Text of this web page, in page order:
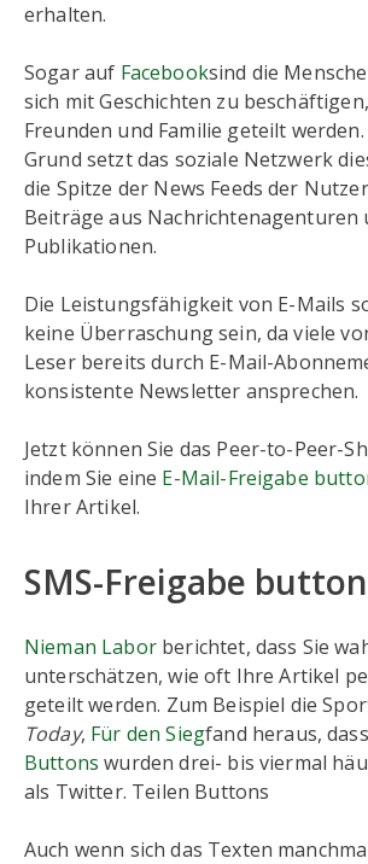
erhalten.
Sogar auf Facebooksind die
sich mit Geschichten zu
Freunden und Familie geteilt werden.
Grund setzt das soziale Netzwerk
die Spitze der News Feeds der
Beiträge aus Nachrichtenagenturen
Publikationen.
Die Leistungsfähigkeit von E-Mails
keine Überraschung sein, da viele
Leser bereits durch E-Mail-
konsistente Newsletter ansprechen.
Jetzt können Sie das Peer-to-Peer-
indem Sie eine E-Mail-Freigabe
Ihrer Artikel.
SMS-Freigabe button
Nieman Laborberichtet, dass Sie
unterschätzen, wie oft Ihre Artikel
geteilt werden. Zum Beispiel die
Today, Für den Siegfand heraus, dass
Buttons wurden drei- bis viermal
als Twitter. Teilen Buttons
Auch wenn sich das Texten